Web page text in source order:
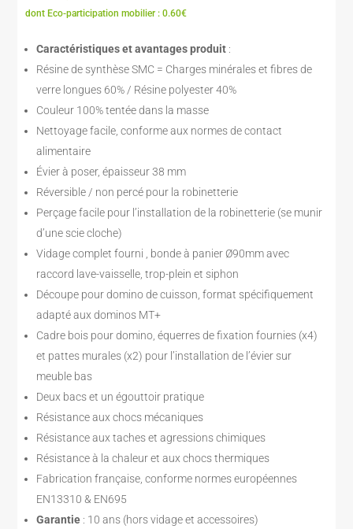
dont Eco-participation mobilier : 0.60€
Caractéristiques et avantages produit :
Résine de synthèse SMC = Charges minérales et fibres de
verre longues 60% / Résine polyester 40%
Couleur 100% tentée dans la masse
Nettoyage facile, conforme aux normes de contact
alimentaire
Évier à poser, épaisseur 38 mm
Réversible / non percé pour la robinetterie
Perçage facile pour l’installation de la robinetterie (se munir
d’une scie cloche)
Vidage complet fourni , bonde à panier Ø90mm avec
raccord lave-vaisselle, trop-plein et siphon
Découpe pour domino de cuisson, format spécifiquement
adapté aux dominos MT+
Cadre bois pour domino, équerres de fixation fournies (x4)
et pattes murales (x2) pour l’installation de l’évier sur
meuble bas
Deux bacs et un égouttoir pratique
Résistance aux chocs mécaniques
Résistance aux taches et agressions chimiques
Résistance à la chaleur et aux chocs thermiques
Fabrication française, conforme normes européennes
EN13310 & EN695
Garantie : 10 ans (hors vidage et accessoires)